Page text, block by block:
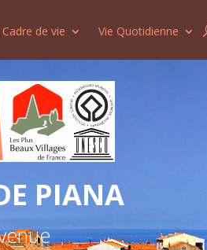
Cadre de vie Vie Quotidienne
PIANA